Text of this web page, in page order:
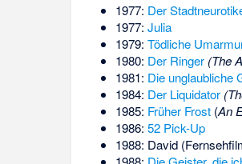
1977: Der
1977: Julia
1979: Tödliche
1980: Der Ringer (The
1981: Die unglaubliche
1984: Der Liquidator
1985: Früher Frost(An
1986: 52 Pick-Up
1988: David